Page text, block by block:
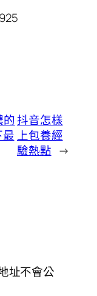
的抖音怎樣
上包養經
驗熱點 →
址不會公